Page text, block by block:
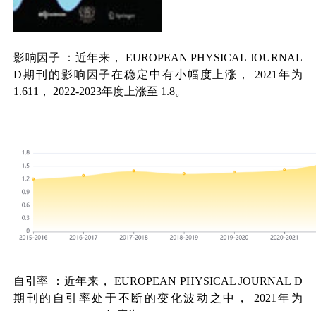
影响因子 ：近年来，
EUROPEAN PHYSICAL JOURNAL
D期刊的影响因子在稳定中有小幅度上涨， 2021 年为
1.611 ， 2022-2023年度上涨至 1.8。
自引率 ：近年来，
EUROPEAN PHYSICAL JOURNAL D
期刊的自引率处于不断的变化波动之中，
2021 年为